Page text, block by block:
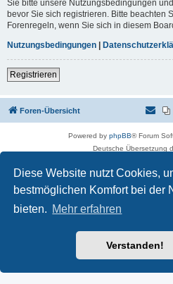
Diese Website nutzt Cookies,
bestmöglichen Komfort bei der
bieten. Mehr erfahren
Verstanden!
Sie bitte unsere Nutzungsbedingungen
bevor Sie sich registrieren. Bitte beachten
Forenregeln, wenn Sie sich in diesem
Nutzungsbedingungen |
Registrieren
Foren-Übersicht
Powered by phpBB® Forum
Deutsche Übersetzung